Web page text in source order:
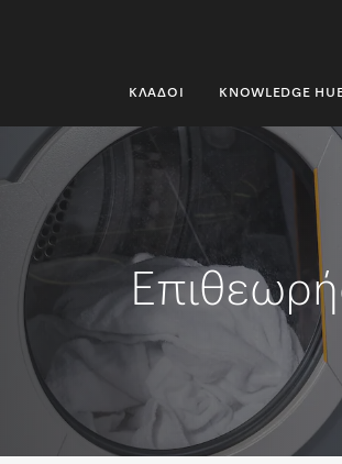
ΚΛΆΔΟΙ KNOWLEDGE
ΚΛΆΔΟΙ
SHOP
SERVICE ΚΑΙ ΥΠΟΣΤΉΡΙΞΗ
ΟΙΚΙΑΚΟΊ ΠΕΛΆΤΕΣ